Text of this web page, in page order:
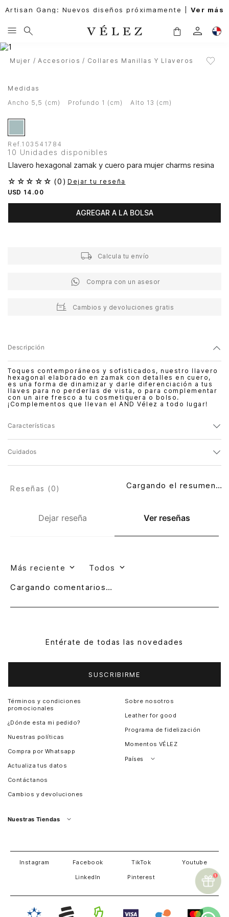
Artisan Gang: Nuevos diseños próximamente | Ver más
Mujer Accesorios Collares Manillas Y Llaveros
Medidas
ancho 5,5 (cm)
profundo 1 (cm) alto 13 (cm)
Ref.103541784
10 Unidades disponibles
Llavero hexagonal zamak y cuero para mujer charms resina
☆ ☆ ☆ ☆ ☆ (0 ) Dejar tu reseña
USD 14 .00
AGREGAR A LA BOLSA
Calcula tu envío
Compra con un asesor
Cambios y devoluciones gratis
Descripción
Toques contemporáneos y sofisticados, nuestro llavero
hexagonal elaborado en zamak con detalles en cuero,
es una forma de dinamizar y darle diferenciación a tus
llaves para no perderlas de vista, o para complementar
con un aire fresco a tu cosmetiquera o bolso.
¡Complementos que llevan el AND Vélez a todo lugar!
Características
Cuidados
Dejar reseña Ver reseñas
Reseñas (0) Cargando el resumen…
Más reciente Todos
Cargando comentarios…
Entérate de todas las novedades
SUSCRIBIRME
Términos y condiciones
promocionales
¿Dónde esta mi pedido?
Nuestras políticas
Compra por Whatsapp
Actualiza tus datos
Contáctanos
Cambios y devoluciones
Sobre nosotros
Leather for good
Programa de fidelización
Momentos VÉLEZ
Países
Costa Rica
Nuestras Tiendas
Instagram
Facebook TikTok Youtube
LinkedIn Pinterest